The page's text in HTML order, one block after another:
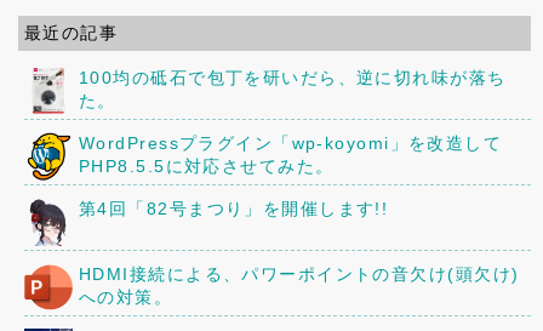
最近の記事
100均の砥石で包丁を研いだら、逆に切れ味が落ち
た。
WordPressプラグイン「wp-koyomi」を改造して
PHP8.5.5に対応させてみた。
第4回「82号まつり」を開催します!!
HDMI接続による、パワーポイントの音欠け(頭欠け)
への対策。